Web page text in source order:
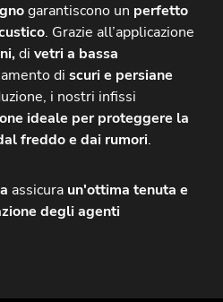
garantiscono un perfetto
. Grazie all’applicazione
di vetri a bassa
di scuri e persiane
i nostri infissi
ideale per proteggere la
freddo e dai rumori.
assicura un'ottima tenuta e
degli agenti